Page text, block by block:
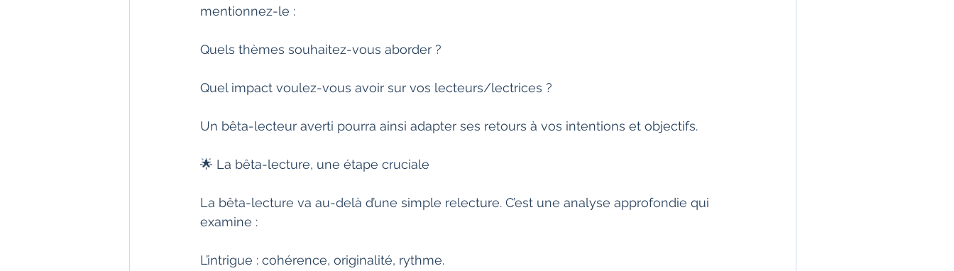
mentionnez-le :
Quels thèmes souhaitez-vous aborder ?
Quel impact voulez-vous avoir sur vos lecteurs/lectrices ?
Un bêta-lecteur averti pourra ainsi adapter ses retours à vos intentions et objectifs.
🌟 La bêta-lecture, une étape cruciale
La bêta-lecture va au-delà d’une simple relecture. C’est une analyse approfondie qui
examine :
L’intrigue : cohérence, originalité, rythme.